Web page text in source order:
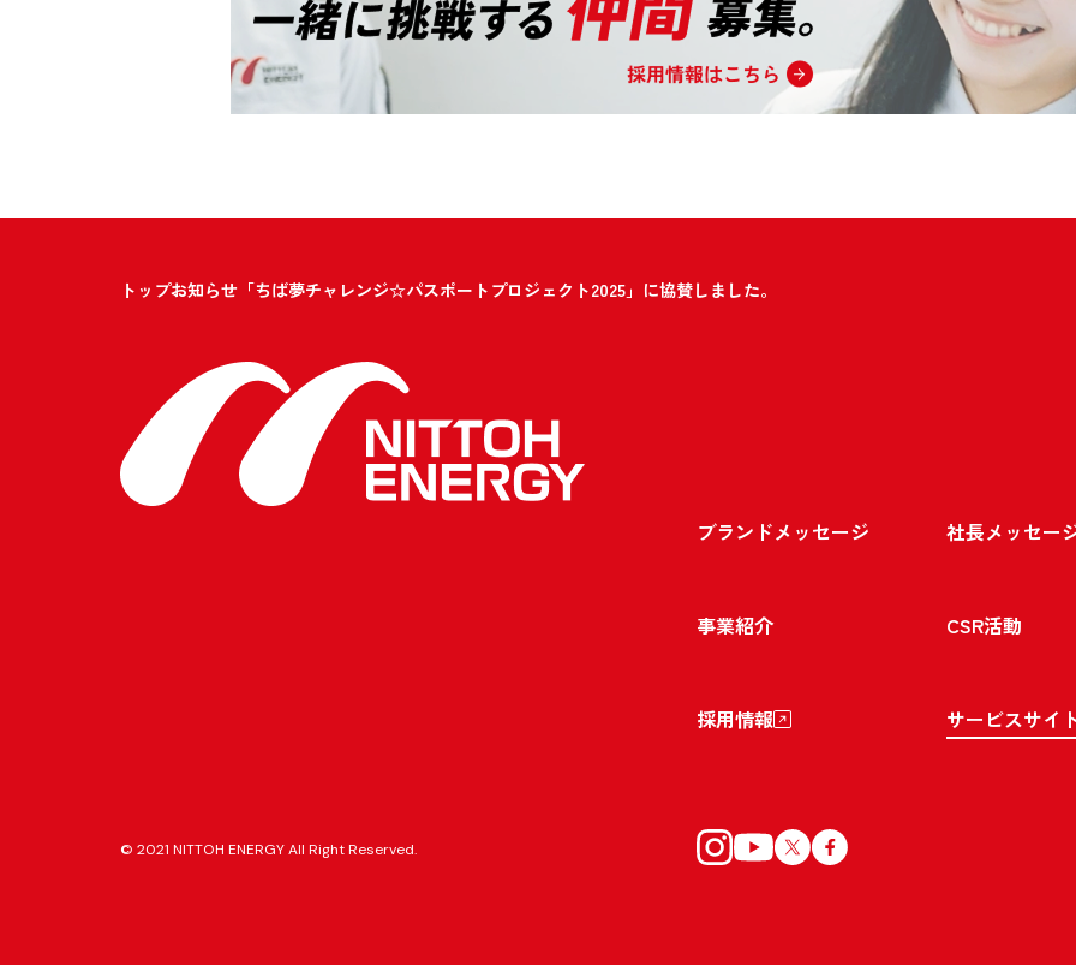
トップお知らせ 「ちば夢チャレンジ☆パスポートプロジェクト2025」に協賛しました。
ブランドメッセージ 社長メッセー
事業紹介 CSR活動
採用情報 サービスサイ
© 2021 NITTOH ENERGY All Right Reserved.